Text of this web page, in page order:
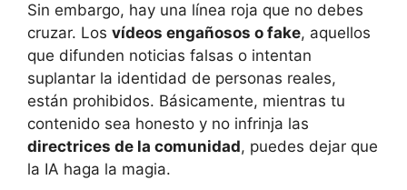
Sin embargo, hay una línea roja que no debes
cruzar. Los vídeos engañosos o fake, aquellos
que difunden noticias falsas o intentan
suplantar la identidad de personas reales,
están prohibidos. Básicamente, mientras tu
contenido sea honesto y no infrinja las
directrices de la comunidad, puedes dejar que
la IA haga la magia.